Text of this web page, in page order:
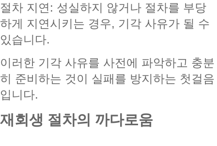
절차 지연: 성실하지 않거나 절차를 부당
하게 지연시키는 경우, 기각 사유가 될 수
있습니다.
이러한 기각 사유를 사전에 파악하고 충분
히 준비하는 것이 실패를 방지하는 첫걸음
입니다.
재회생 절차의 까다로움